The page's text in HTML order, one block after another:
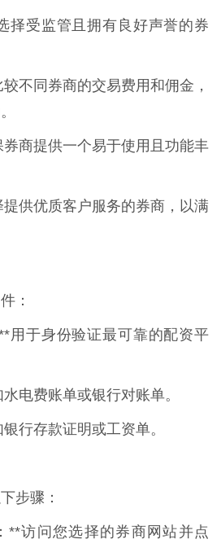
择受监管且拥有良好声誉的券
不同券商的交易费用和佣金，
商提供一个易于使用且功能丰
供优质客户服务的券商，以满
：
用于身份验证最可靠的配资平
电费账单或银行对账单。
行存款证明或工资单。
步骤：
**访问您选择的券商网站并点